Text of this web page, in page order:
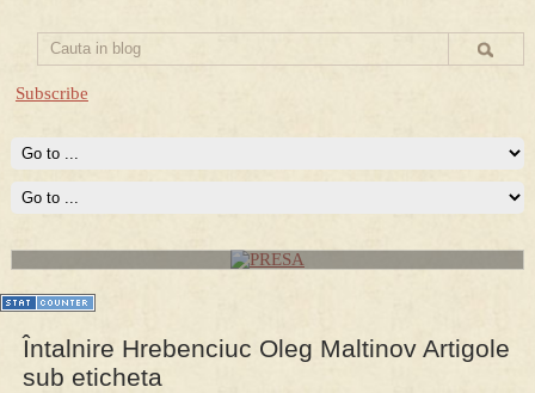
Subscribe
PRESA
Permise pentru vânătoarea de porci în costume, cu gulere albe
Întalnire Hrebenciuc Oleg Maltinov Artigole
sub eticheta